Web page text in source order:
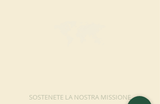
SOSTENETE LA NOSTRA MISSIONE